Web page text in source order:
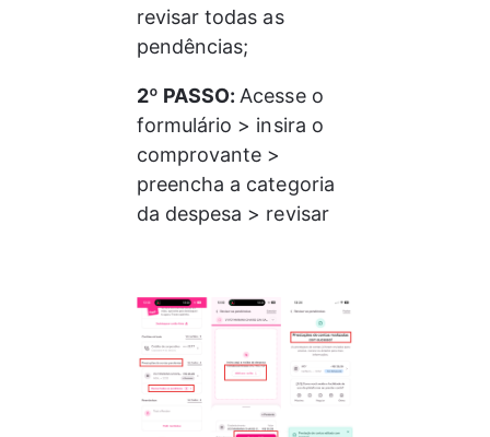
revisar todas as
pendências;
2º PASSO: Acesse o
formulário > insira o
comprovante >
preencha a categoria
da despesa > revisar